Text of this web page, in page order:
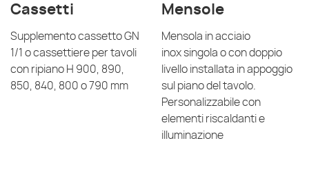
Cassetti
Supplemento cassetto GN
1/1 o cassettiere per tavoli
con ripiano H 900, 890,
850, 840, 800 o 790 mm
Mensole
Mensola in acciaio
inox singola o con doppio
livello installata in appoggio
sul piano del tavolo.
Personalizzabile con
elementi riscaldanti e
illuminazione